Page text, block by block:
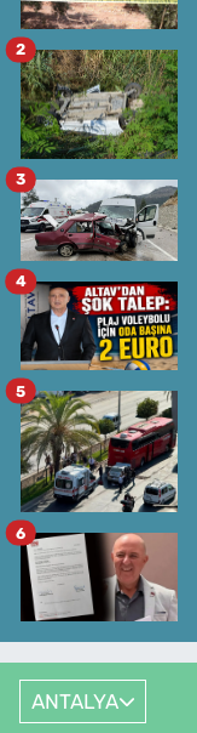
2
3
4
5
6
ANTALYA